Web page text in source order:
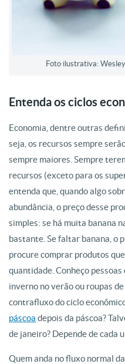
Foto ilustrativa:
Entenda os ciclos
Economia, dentre outras
seja, os recursos sempre
sempre maiores. Sempre
recursos (exceto para os
entenda que, quando algo
abundância, o preço desse
simples: se há muita banana
bastante. Se faltar banana, o
procure comprar produtos
quantidade. Conheço
inverno no verão ou roupas
contrafluxo do ciclo
páscoa depois da páscoa?
de janeiro? Depende de cada
Quem anda no fluxo normal